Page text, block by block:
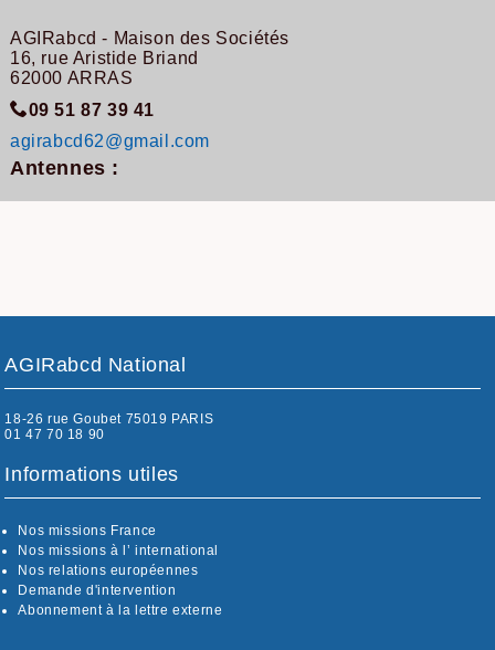
AGIRabcd - Maison des Sociétés
16, rue Aristide Briand
62000 ARRAS
09 51 87 39 41
agirabcd62@gmail.com
Antennes :
AGIRabcd National
18-26 rue Goubet 75019 PARIS
01 47 70 18 90
Informations utiles
Nos missions France
Nos missions à l’ international
Nos relations européennes
Demande d'intervention
Abonnement à la lettre externe